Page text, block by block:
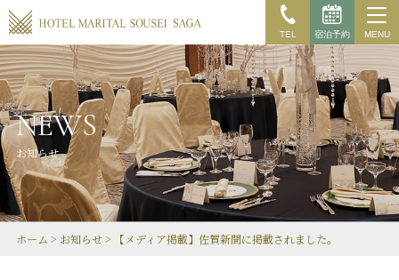
TEL 宿泊予約 MENU
NEWS
お知らせ
ホーム > お知らせ> 【メディア掲載】佐賀新聞に掲載されました。